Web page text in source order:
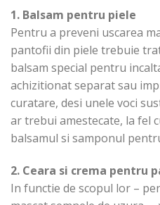
1. Balsam pentru piele
Pentru a preveni uscarea
pantofii din piele trebuie
balsam special pentru
achizitionat separat sau
curatare, desi unele voci
ar trebui amestecate, la fel
balsamul si samponul
2. Ceara si crema pentru
In functie de scopul lor –